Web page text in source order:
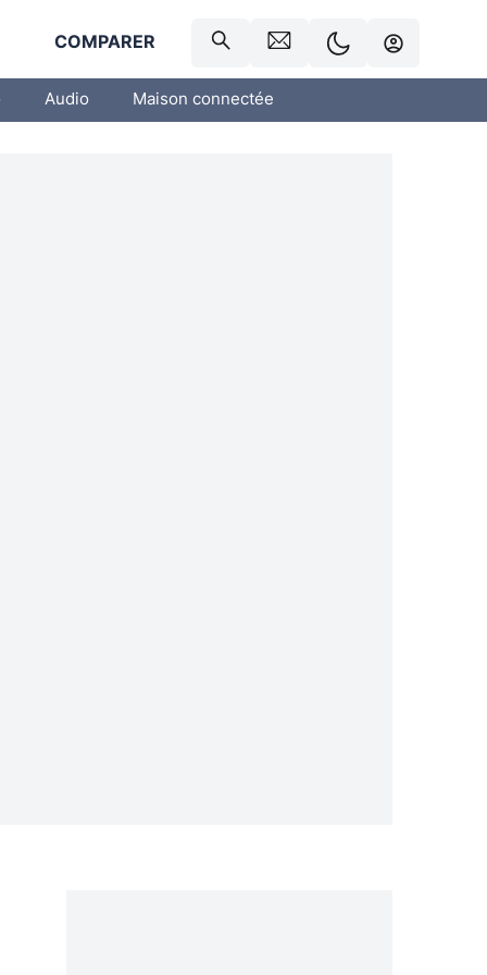
COMPARER
Audio Maison connectée